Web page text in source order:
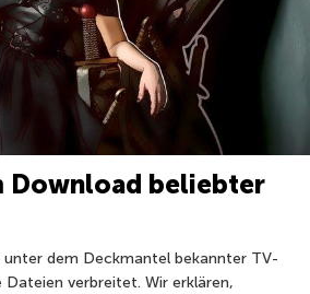
Download beliebter
dem Deckmantel bekannter TV-
Dateien verbreitet. Wir erklären,